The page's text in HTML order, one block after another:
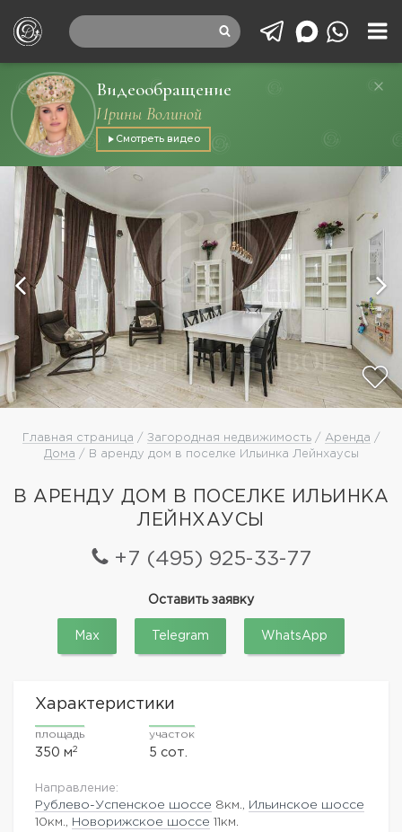
Видеообращение
Ирины Волиной
Смотреть видео
Главная страница / Загородная недвижимость/ Аренда /
Дома / В аренду дом в поселке Ильинка Лейнхаусы
В АРЕНДУ ДОМ В ПОСЕЛКЕ ИЛЬИНКА
ЛЕЙНХАУСЫ
+7 (495) 925-33-77
Оставить заявку
Max Telegram WhatsApp
Характеристики
площадь
350 м2
участок
5 сот.
Направление:
Рублево-Успенское шоссе 8км.,
Ильинское шоссе
10км.,
Новорижское шоссе 11км.